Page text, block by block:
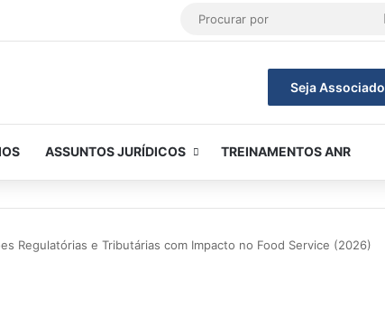
Seja Associado
ASSUNTOS JURÍDICOS TREINAMENTOS ANR
Regulatórias e Tributárias com Impacto no Food Service (2026)